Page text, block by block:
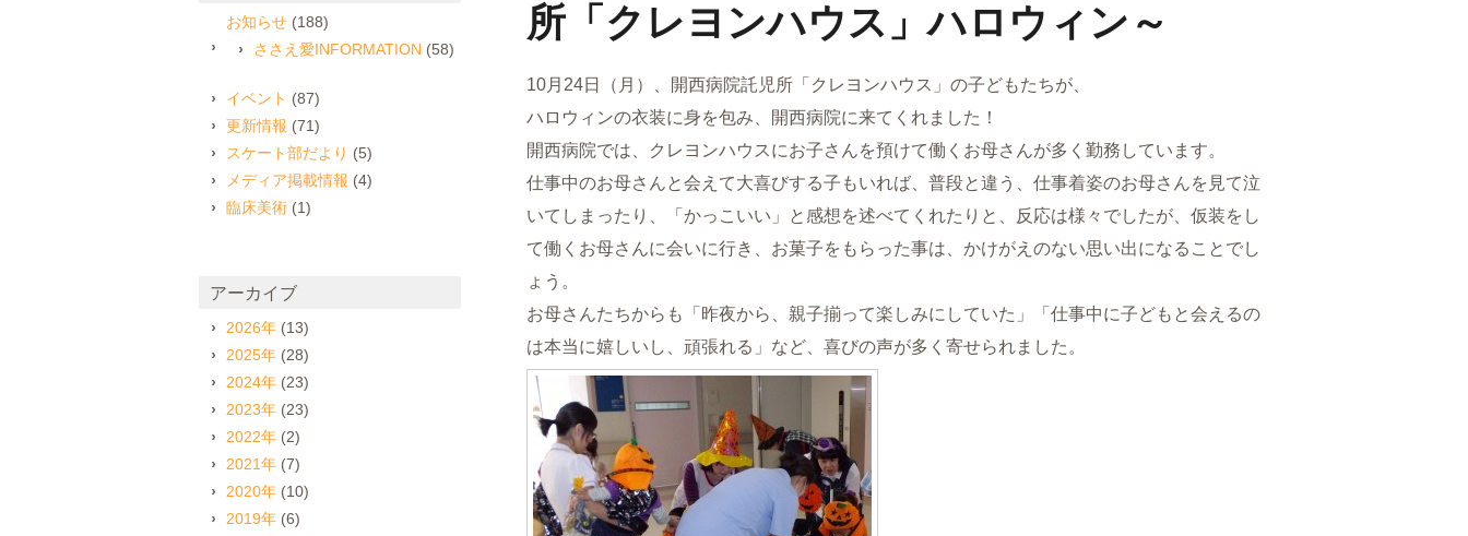
所「クレヨンハウス」ハロウィン～
10月24日（月）、開西病院託児所「クレヨンハウス」の子どもたちが、
ハロウィンの衣装に身を包み、開西病院に来てくれました！
開西病院では、クレヨンハウスにお子さんを預けて働くお母さんが多く勤務しています。
仕事中のお母さんと会えて大喜びする子もいれば、普段と違う、仕事着姿のお母さんを見て泣
いてしまったり、「かっこいい」と感想を述べてくれたりと、反応は様々でしたが、仮装をし
て働くお母さんに会いに行き、お菓子をもらった事は、かけがえのない思い出になることでし
ょう。
お母さんたちからも「昨夜から、親子揃って楽しみにしていた」「仕事中に子どもと会えるの
は本当に嬉しいし、頑張れる」など、喜びの声が多く寄せられました。
お知らせ (188)
ささえ愛INFORMATION (58)
イベント (87)
更新情報 (71)
スケート部だより (5)
メディア掲載情報 (4)
臨床美術 (1)
アーカイブ
2026年 (13)
2025年 (28)
2024年 (23)
2023年 (23)
2022年 (2)
2021年 (7)
2020年 (10)
2019年 (6)